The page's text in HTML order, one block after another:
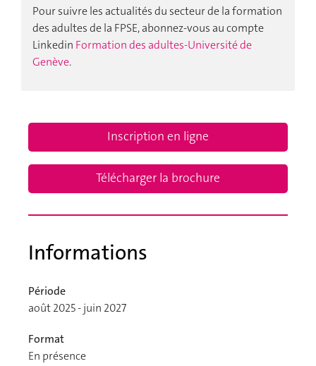
Pour suivre les actualités du secteur de la formation
des adultes de la FPSE, abonnez-vous au compte
Linkedin Formation des adultes-Université de
Genève.
Inscription en ligne
Télécharger la brochure
Informations
Période
août 2025 - juin 2027
Format
En présence